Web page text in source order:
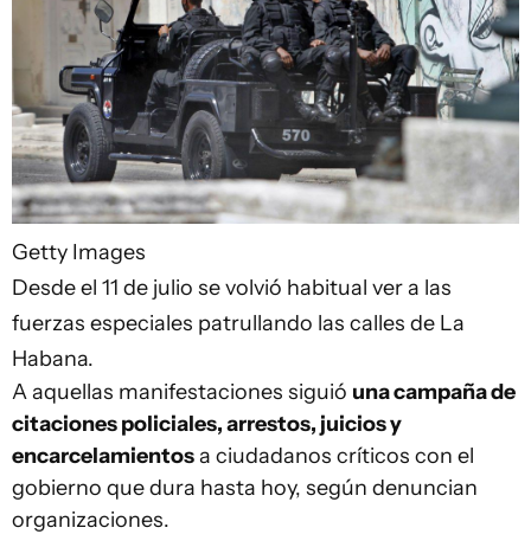
Getty Images
Desde el 11 de julio se volvió habitual ver a las
fuerzas especiales patrullando las calles de La
Habana.
A aquellas manifestaciones siguió una campaña de
citaciones policiales, arrestos, juicios y
encarcelamientosa ciudadanos críticos con el
gobierno que dura hasta hoy, según denuncian
organizaciones.